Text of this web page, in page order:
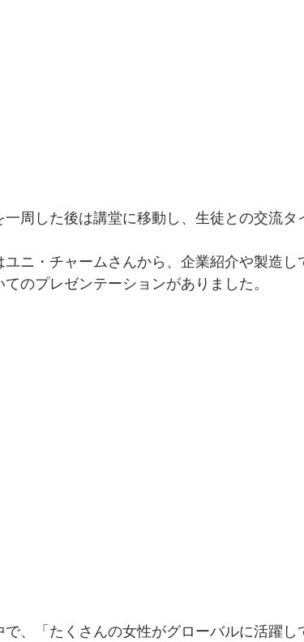
一周した後は講堂に移動し、生徒との交流タ
ユニ・チャームさんから、企業紹介や製造
てのプレゼンテーションがありました。
で、「たくさんの女性がグローバルに活躍